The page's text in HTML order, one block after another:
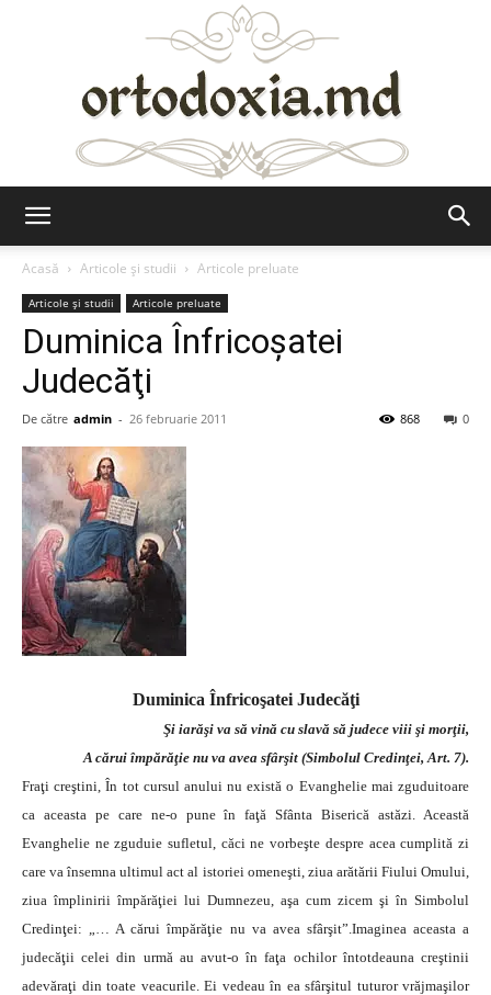
Acasă
Articole şi studii Articole preluate
Articole şi studii Articole preluate
Duminica Înfricoşatei
Judecăţi
De către admin - 26 februarie 2011 0
868
Duminica Înfricoşatei Judecăţi
Şi iarăşi va să vină cu slavă să judece viii şi morţii,
A cărui împărăţie nu va avea sfârşit (Simbolul Credinţei, Art. 7).
Fraţi creştini, În tot cursul anului nu există o Evanghelie mai zguduitoare
ca aceasta pe care ne-o pune în faţă Sfânta Biserică astăzi. Această
Evanghelie ne zguduie sufletul, căci ne vorbeşte despre acea cumplită zi
care va însemna ultimul act al istoriei omeneşti, ziua arătării Fiului Omului,
ziua împlinirii împărăţiei lui Dumnezeu, aşa cum zicem şi în Simbolul
Credinţei: „… A cărui împărăţie nu va avea sfârşit”.Imaginea aceasta a
judecăţii celei din urmă au avut-o în faţa ochilor întotdeauna creştinii
adevăraţi din toate veacurile. Ei vedeau în ea sfârşitul tuturor vrăjmaşilor